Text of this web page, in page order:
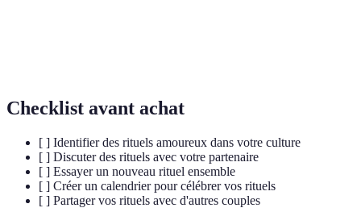
Checklist avant achat
[ ] Identifier des rituels amoureux dans votre culture
[ ] Discuter des rituels avec votre partenaire
[ ] Essayer un nouveau rituel ensemble
[ ] Créer un calendrier pour célébrer vos rituels
[ ] Partager vos rituels avec d'autres couples